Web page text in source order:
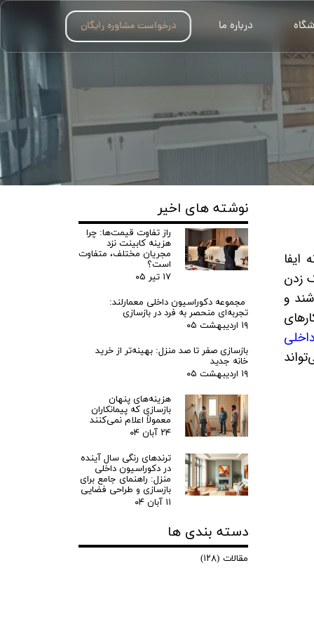
درخواست مشاوره رایگان درباره ما
ایفا
زدن
و
نوشته های اخیر
راز تفاوت قیمت‌ها: چرا
هزینه کابینت نزد
مجریان مختلف، متفاوت
است؟
۱۷ تیر ۰۵
مجموعه دکوراسیون داخلی معمارلند:
تجربه‌ای منحصر به فرد در بازسازی
۱۹ اردیبهشت ۰۵
بازسازی صفر تا صد منزل: بهینه‌تر از خرید
خانه جدید
۱۹ اردیبهشت ۰۵
هزینه‌های پنهان
بازسازی که پیمانکاران
معمولاً اعلام نمی‌کنند
۲۴ آبان ۰۴
ترندهای رنگی سال آینده
در دکوراسیون داخلی
منزل: راهنمای جامع برای
بازسازی و طراحی فضایی
۱۱ آبان ۰۴
دسته بندی ها
مقالات (۱۲۸)